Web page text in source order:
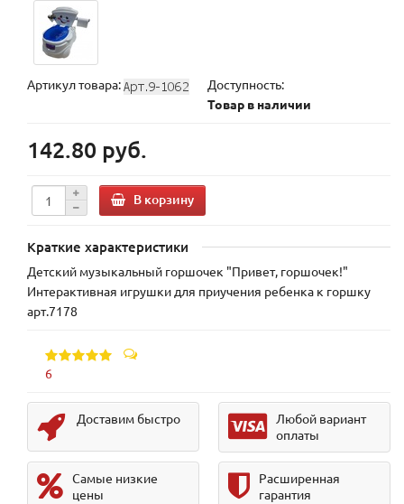
Артикул товара:
Доступность:
Товар в наличии
142.80 руб.
В корзину
Краткие характеристики
Детский музыкальный горшочек "Привет, горшочек!"
Интерактивная игрушки для приучения ребенка к горшку
арт.7178
6
Доставим быстро
Любой вариант
оплаты
Самые низкие
цены
Расширенная
гарантия